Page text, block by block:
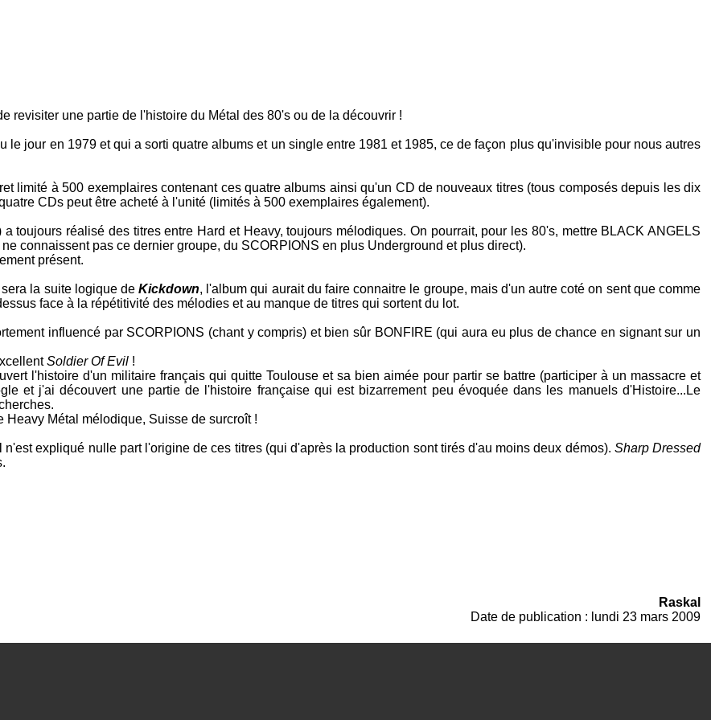
revisiter une partie de l'histoire du Métal des 80's ou de la découvrir !
le jour en 1979 et qui a sorti quatre albums et un single entre 1981 et 1985, ce de façon plus qu'invisible pour nous autres
limité à 500 exemplaires contenant ces quatre albums ainsi qu'un CD de nouveaux titres (tous composés depuis les dix
CDs peut être acheté à l'unité (limités à 500 exemplaires également).
a toujours réalisé des titres entre Hard et Heavy, toujours mélodiques. On pourrait, pour les 80's, mettre BLACK ANGELS
connaissent pas ce dernier groupe, du SCORPIONS en plus Underground et plus direct).
présent.
la suite logique deKickdown, l'album qui aurait du faire connaitre le groupe, mais d'un autre coté on sent que comme
face à la répétitivité des mélodies et au manque de titres qui sortent du lot.
influencé par SCORPIONS (chant y compris) et bien sûr BONFIRE (qui aura eu plus de chance en signant sur un
Soldier Of Evil !
l'histoire d'un militaire français qui quitte Toulouse et sa bien aimée pour partir se battre (participer à un massacre et
et j'ai découvert une partie de l'histoire française qui est bizarrement peu évoquée dans les manuels d'Histoire...Le
Heavy Métal mélodique, Suisse de surcroît !
expliqué nulle part l'origine de ces titres (qui d'après la production sont tirés d'au moins deux démos). Sharp Dressed
Raskal
Date de publication : lundi 23 mars 2009